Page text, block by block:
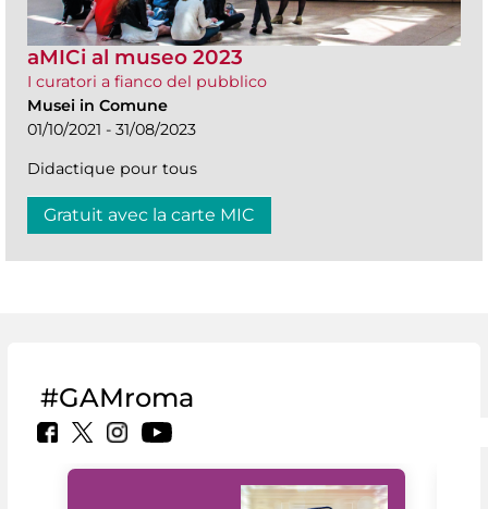
aMICi al museo 2023
I curatori a fianco del pubblico
Musei in Comune
01/10/2021 - 31/08/2023
Didactique pour tous
Gratuit avec la carte MIC
#GAMroma